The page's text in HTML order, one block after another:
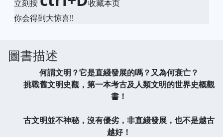
立刻按
收藏本页
你会得到大惊喜!!
圖書描述
何謂文明？它是直綫發展的嗎？又為何衰亡？
挑戰舊文明史觀，第一本考古及人類文明的世界史概觀
書！
古文明並不神秘，沒有優劣，非直綫發展，也不是越古
越好！